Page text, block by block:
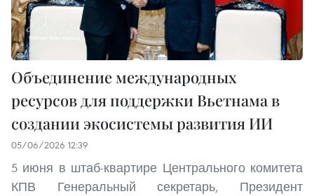
Объединение международных
ресурсов для поддержки Вьетнама в
создании экосистемы развития ИИ
05/06/2026 12:39
5 июня в штаб-квартире Центрального комитета
КПВ Генеральный секретарь, Президент